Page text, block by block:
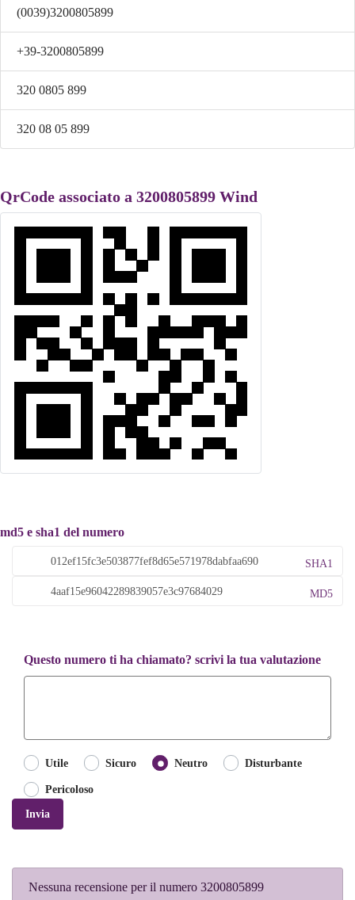
(0039)3200805899
+39-3200805899
320 0805 899
320 08 05 899
QrCode associato a 3200805899 Wind
md5 e sha1 del numero
SHA1
MD5
Questo numero ti ha chiamato? scrivi la tua valutazione
Utile Sicuro Neutro Disturbante
Pericoloso
Invia
Nessuna recensione per il numero 3200805899